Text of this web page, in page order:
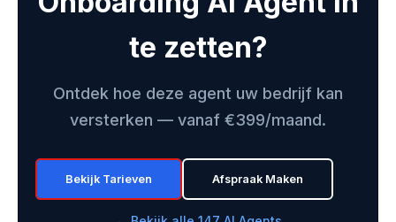
te zetten?
Ontdek hoe deze agent uw bedrijf kan
versterken — vanaf €399/maand.
Bekijk Tarieven Afspraak Maken